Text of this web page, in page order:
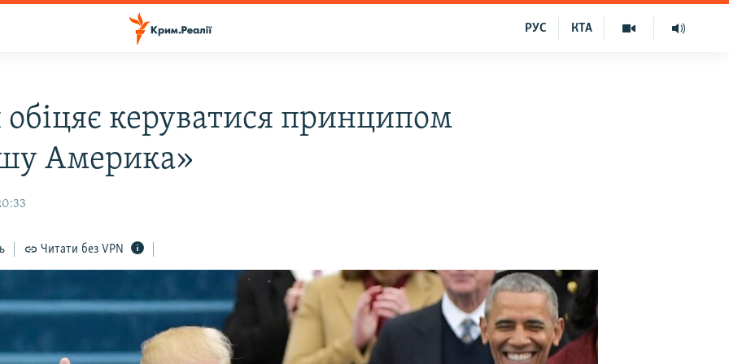
КТА
РУС
керуватися принципом
Америка»
Читати без VPN